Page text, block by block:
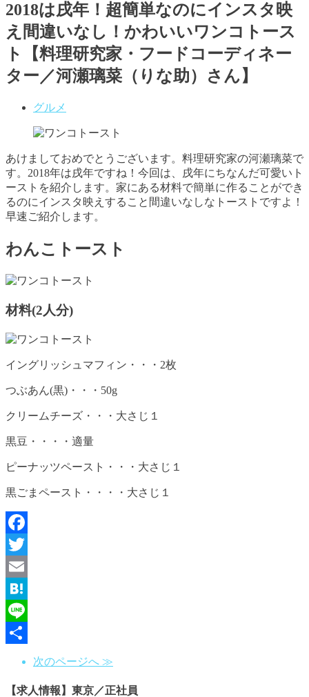
2018は戌年！超簡単なのにインスタ映
え間違いなし！かわいいワンコトース
ト【料理研究家・フードコーディネー
ター／河瀬璃菜（りな助）さん】
グルメ
あけましておめでとうございます。料理研究家の河瀬璃菜で
す。2018年は戌年ですね！今回は、戌年にちなんだ可愛いト
ーストを紹介します。家にある材料で簡単に作ることができ
るのにインスタ映えすること間違いなしなトーストですよ！
早速ご紹介します。
わんこトースト
材料(2人分)
イングリッシュマフィン・・・2枚
つぶあん(黒)・・・50g
クリームチーズ・・・大さじ１
黒豆・・・・適量
ピーナッツペースト・・・大さじ１
黒ごまペースト・・・・大さじ１
Facebook
Twitter
Email
Hatena
Line
次のページへ ≫
【求人情報】東京／正社員